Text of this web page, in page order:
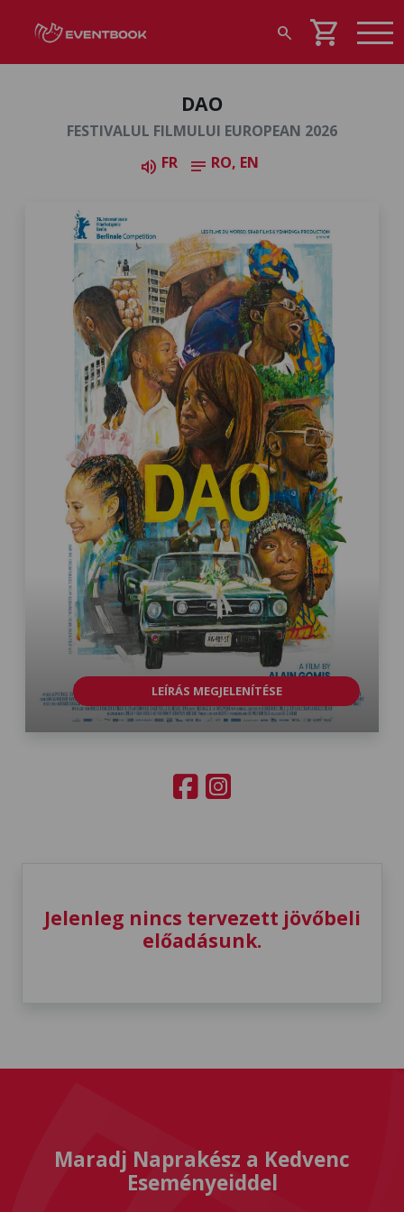
search shopping_cart
DAO
FESTIVALUL FILMULUI EUROPEAN 2026
volume_up FR notes RO, EN
LEÍRÁS MEGJELENÍTÉSE
Jelenleg nincs tervezett jövőbeli
előadásunk.
Maradj Naprakész a Kedvenc
Eseményeiddel